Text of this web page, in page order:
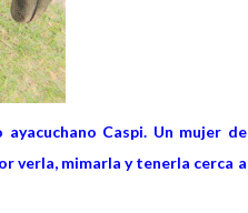
Caspi. Un mujer de
verla, mimarla y tenerla cerca a